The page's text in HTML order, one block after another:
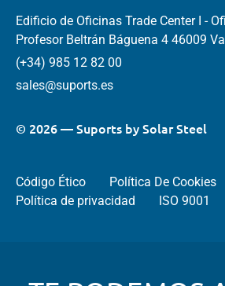
Edificio de Oficinas Trade Center I -
Profesor Beltrán Báguena 4 46009
(+34) 985 12 82 00
sales@suports.es
© 2026 — Suports by Solar Steel
Código Ético Política De Cookies
Política de privacidad
ISO 9001